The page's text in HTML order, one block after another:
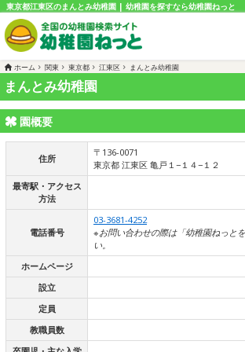
東京都江東区のまんとみ幼稚園 | 幼稚園を探すなら幼稚園ねっと
ホーム 関東 東京都 江東区 まんとみ幼稚園
まんとみ幼稚園
園概要
住所
〒136-0071
東京都 江東区 亀戸１−１４−１２
最寄駅・アクセス
方法
電話番号
03-3681-4252
※お問い合わせの際は「幼稚園ねっと
い。
ホームページ
設立
定員
教職員数